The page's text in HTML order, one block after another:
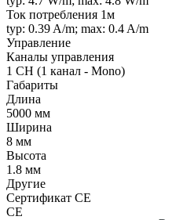
Ток потребления 1м
typ: 0.39 A/m; max: 0.4 A/m
Управление
Каналы управления
1 CH (1 канал - Mono)
Габариты
Длина
5000 мм
Ширина
8 мм
Высота
1.8 мм
Другие
Сертификат CE
CE